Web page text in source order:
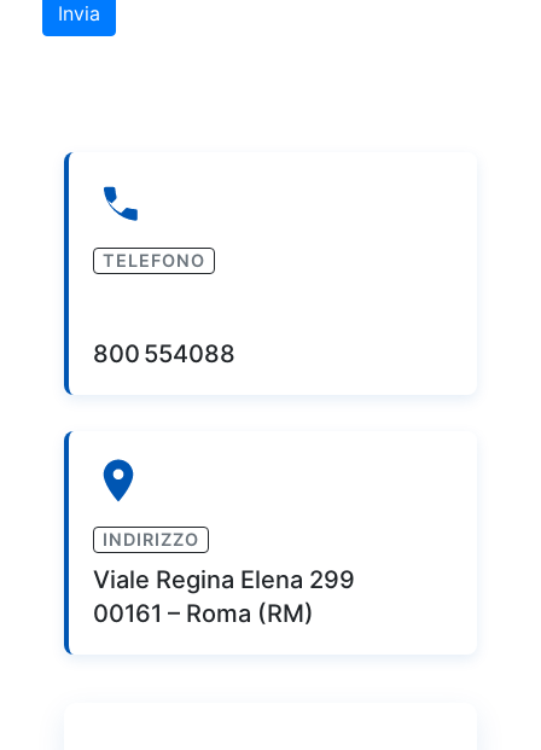
Invia
TELEFONO
800 554088
INDIRIZZO
Viale Regina Elena 299
00161 – Roma (RM)